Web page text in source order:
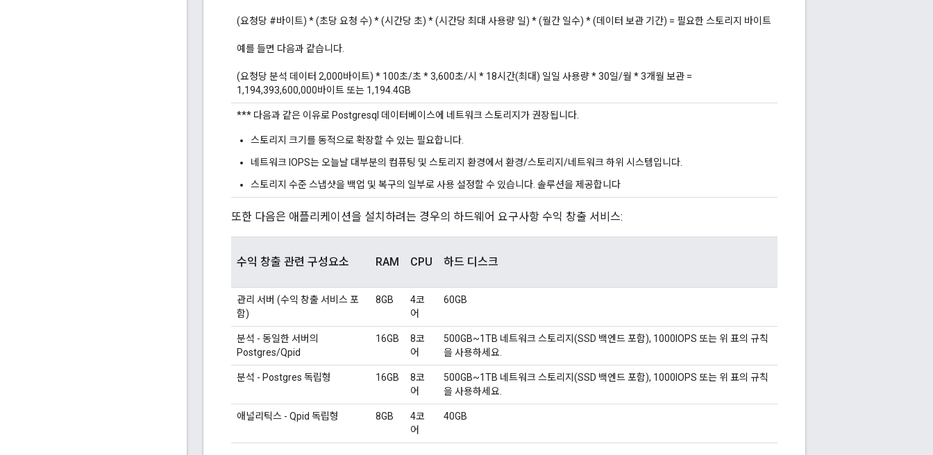
(요청당 #바이트) * (초당 요청 수) * (시간당 초) * (시간당 최대 사용량 일) * (월간 일수) * (데이터 보관 기간) = 필요한 스토리지 바이트
예를 들면 다음과 같습니다.
(요청당 분석 데이터 2,000바이트) * 100초/초 * 3,600초/시 * 18시간(최대) 일일 사용량 * 30일/월 * 3개월 보관 =
1,194,393,600,000바이트 또는 1,194.4GB
*** 다음과 같은 이유로 Postgresql 데이터베이스에 네트워크 스토리지가 권장됩니다.
스토리지 크기를 동적으로 확장할 수 있는 필요합니다.
네트워크 IOPS는 오늘날 대부분의 컴퓨팅 및 스토리지 환경에서 환경/스토리지/네트워크 하위 시스템입니다.
스토리지 수준 스냅샷을 백업 및 복구의 일부로 사용 설정할 수 있습니다. 솔루션을 제공합니다
또한 다음은 애플리케이션을 설치하려는 경우의 하드웨어 요구사항 수익 창출 서비스:
수익 창출 관련 구성요소 RAM CPU 하드 디스크
관리 서버 (수익 창출 서비스 포
함)
8GB
4코
어
60GB
분석 - 동일한 서버의
Postgres/Qpid
16GB
8코
어
500GB~1TB 네트워크 스토리지(SSD 백엔드 포함), 1000IOPS 또는 위 표의 규칙
을 사용하세요.
분석 - Postgres 독립형 16GB
8코
어
500GB~1TB 네트워크 스토리지(SSD 백엔드 포함), 1000IOPS 또는 위 표의 규칙
을 사용하세요.
애널리틱스 - Qpid 독립형 8GB
4코
어
40GB